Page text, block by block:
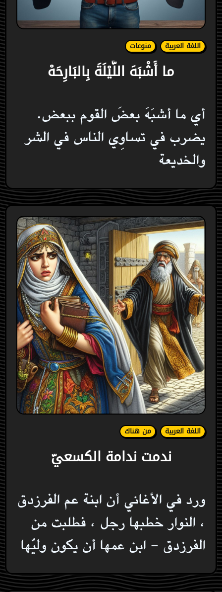
اللغة العربية منوعات
ما أَشْبَهَ اللَّيْلَةَ بِالبَارِحَهْ
أي ما أشبَهَ بعضَ القوم ببعض‏.
يضرب في تساوِي الناس في الشر
والخديعة‏
اللغة العربية من هناك
ندمت ندامة الكسعيّ
ورد في الأغاني أن ابنة عم الفرزدق
، النوار خطبها رجل ، فطلبت من
الفرزدق - ابن عمها أن يكون وليّها